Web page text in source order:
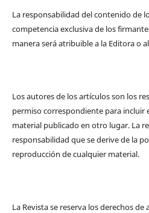
La responsabilidad del contenido de
competencia exclusiva de los
manera será atribuible a la Editora o
Los autores de los artículos son los
permiso correspondiente para incluir
material publicado en otro lugar. La
responsabilidad que se derive de la
reproducción de cualquier material.
La Revista se reserva los derechos